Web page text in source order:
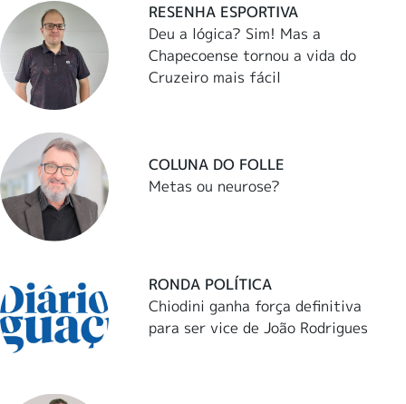
RESENHA ESPORTIVA
Deu a lógica? Sim! Mas a
Chapecoense tornou a vida do
Cruzeiro mais fácil
COLUNA DO FOLLE
Metas ou neurose?
RONDA POLÍTICA
Chiodini ganha força definitiva
para ser vice de João Rodrigues